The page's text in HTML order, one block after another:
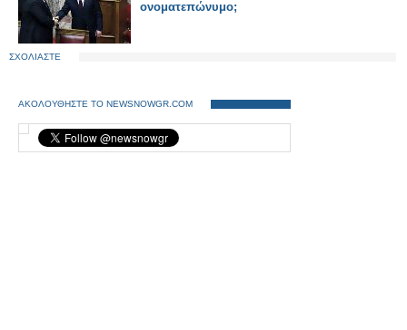
ονοματεπώνυμο;
ΣΧΟΛΙΑΣΤΕ
ΑΚΟΛΟΥΘΗΣΤΕ ΤΟ NEWSNOWGR.COM